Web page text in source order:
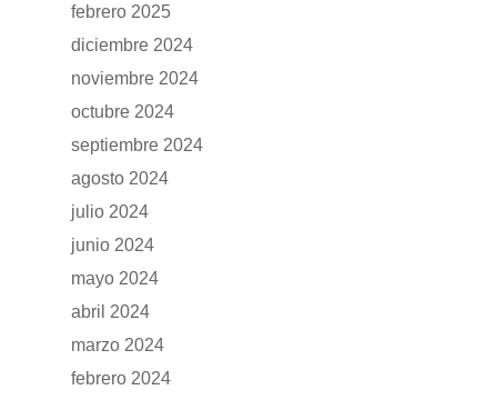
febrero 2025
diciembre 2024
noviembre 2024
octubre 2024
septiembre 2024
agosto 2024
julio 2024
junio 2024
mayo 2024
abril 2024
marzo 2024
febrero 2024